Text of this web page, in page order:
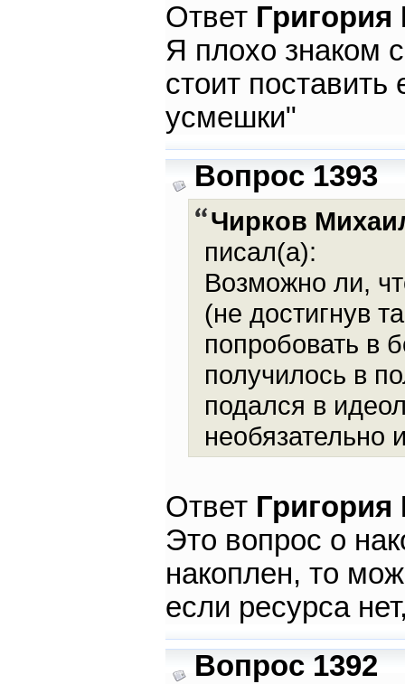
Ответ
Я плохо знаком
стоит
усмешки"
Вопрос 1393
Чирков
писал(а):
Возможно ли,
(не достигнув
попробовать в
получилось в
подался в
необязательно
Ответ
Это вопрос о
накоплен, то
если ресурса
Вопрос 1392